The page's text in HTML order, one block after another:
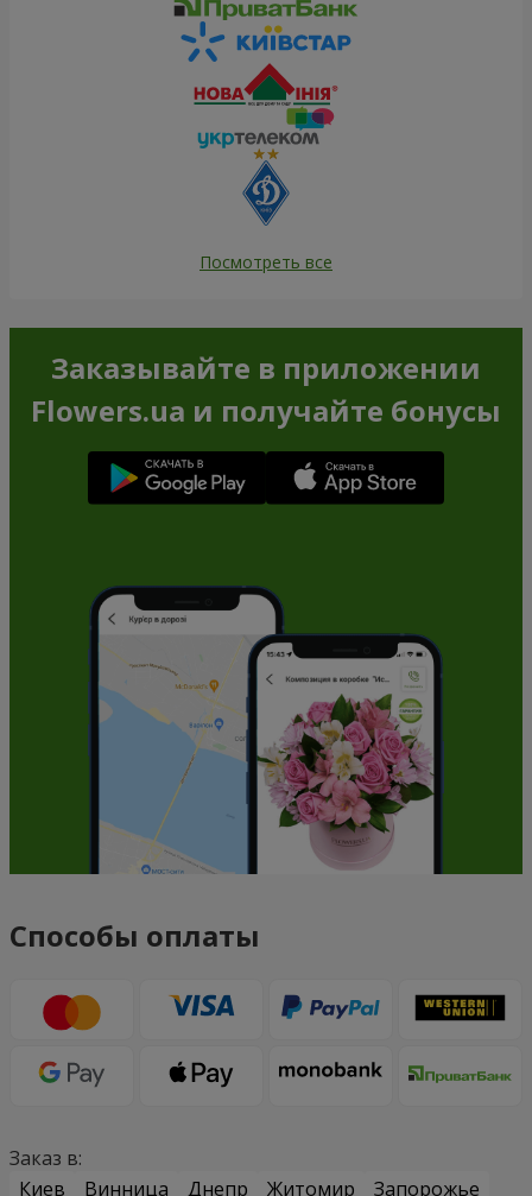
Посмотреть все
Заказывайте в приложении
Flowers.ua и получайте бонусы
Способы оплаты
Заказ в:
Киев
Винница Днепр Житомир
Запорожье